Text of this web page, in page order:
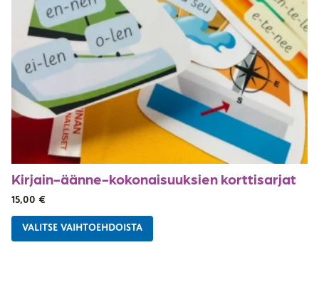
Kirjain-äänne-kokonaisuuksien korttisarjat
15,00 €
VALITSE VAIHTOEHDOISTA